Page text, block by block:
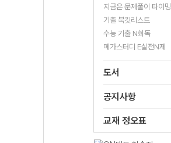
지금은 문제풀이 타이밍
기출 북킷리스트
수능 기출 N회독
메가스터디 E실전N제
도서
공지사항
교재 정오표